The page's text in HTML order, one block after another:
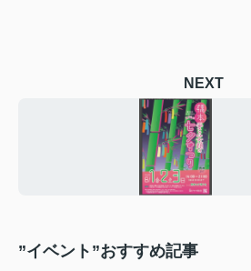
NEXT
”イベント”おすすめ記事